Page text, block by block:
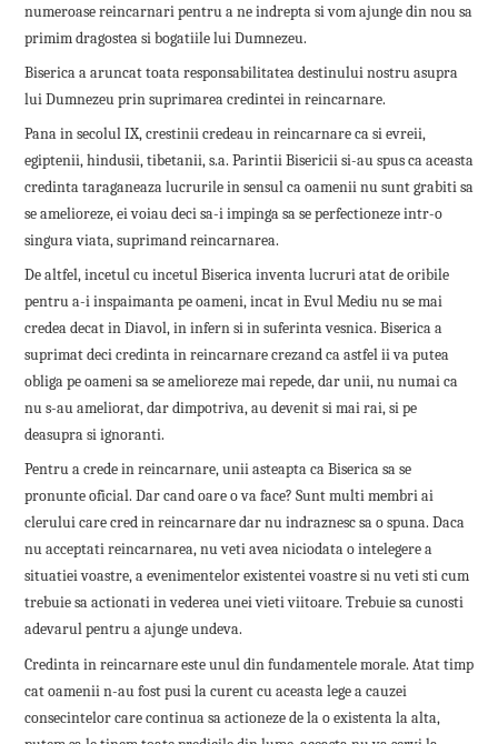
numeroase reincarnari pentru a ne indrepta si vom ajunge din nou sa
primim dragostea si bogatiile lui Dumnezeu.
Biserica a aruncat toata responsabilitatea destinului nostru asupra
lui Dumnezeu prin suprimarea credintei in reincarnare.
Pana in secolul IX, crestinii credeau in reincarnare ca si evreii,
egiptenii, hindusii, tibetanii, s.a. Parintii Bisericii si-au spus ca aceasta
credinta taraganeaza lucrurile in sensul ca oamenii nu sunt grabiti sa
se amelioreze, ei voiau deci sa-i impinga sa se perfectioneze intr-o
singura viata, suprimand reincarnarea.
De altfel, incetul cu incetul Biserica inventa lucruri atat de oribile
pentru a-i inspaimanta pe oameni, incat in Evul Mediu nu se mai
credea decat in Diavol, in infern si in suferinta vesnica. Biserica a
suprimat deci credinta in reincarnare crezand ca astfel ii va putea
obliga pe oameni sa se amelioreze mai repede, dar unii, nu numai ca
nu s-au ameliorat, dar dimpotriva, au devenit si mai rai, si pe
deasupra si ignoranti.
Pentru a crede in reincarnare, unii asteapta ca Biserica sa se
pronunte oficial. Dar cand oare o va face? Sunt multi membri ai
clerului care cred in reincarnare dar nu indraznesc sa o spuna. Daca
nu acceptati reincarnarea, nu veti avea niciodata o intelegere a
situatiei voastre, a evenimentelor existentei voastre si nu veti sti cum
trebuie sa actionati in vederea unei vieti viitoare. Trebuie sa cunosti
adevarul pentru a ajunge undeva.
Credinta in reincarnare este unul din fundamentele morale. Atat timp
cat oamenii n-au fost pusi la curent cu aceasta lege a cauzei
consecintelor care continua sa actioneze de la o existenta la alta,